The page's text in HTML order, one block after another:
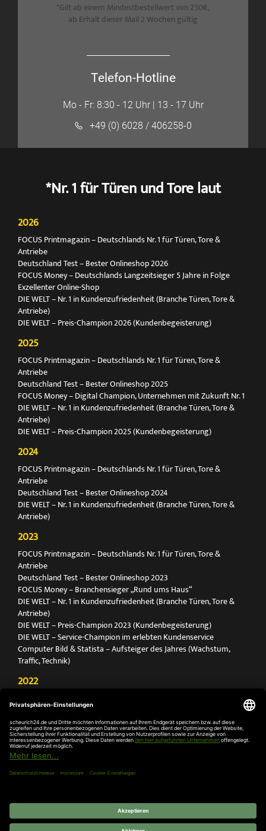
*Gilt ab einem Mindestbestellwert von 250€,
ab Erhalt dieser Mail 2 Wochen gültig
Telefon-Hotline
Mo - Fr: 8:30 - 12 Uhr | 13 - 17 Uhr
+49 (0) 6028 / 406258-0
*Nr. 1 für Türen und Tore laut
2026
FOCUS Printmagazin – Deutschlands Nr. 1 für Türen, Tore &
Antriebe
Deutschland Test – Bester Onlineshop 2026
FOCUS Money – Deutschlands Langzeitsieger 5 Jahre in Folge
Exzellenter Online-Shop
DIE WELT – Nr. 1 in Kundenzufriedenheit (Branche Türen, Tore &
Antriebe)
DIE WELT – Preis-Champion 2026 (Kundenbegeisterung)
2025
FOCUS Printmagazin – Deutschlands Nr. 1 für Türen, Tore &
Antriebe
Deutschland Test – Bester Onlineshop 2025
FOCUS Money – Digital Champion, Unternehmen mit Zukunft Nr. 1
DIE WELT – Nr. 1 in Kundenzufriedenheit (Branche Türen, Tore &
Antriebe)
DIE WELT – Preis-Champion 2025 (Kundenbegeisterung)
2024
FOCUS Printmagazin – Deutschlands Nr. 1 für Türen, Tore &
Antriebe
Deutschland Test – Bester Onlineshop 2024
DIE WELT – Nr. 1 in Kundenzufriedenheit (Branche Türen, Tore &
Antriebe)
2023
FOCUS Printmagazin – Deutschlands Nr. 1 für Türen, Tore &
Antriebe
Deutschland Test – Bester Onlineshop 2023
FOCUS Money – Branchensieger „Rund ums Haus“
DIE WELT – Nr. 1 in Kundenzufriedenheit (Branche Türen, Tore &
Antriebe)
DIE WELT – Preis-Champion 2023 (Kundenbegeisterung)
DIE WELT – Service-Champion im erlebten Kundenservice
Computer Bild & Statista – Aufsteiger des Jahres (Wachstum,
Traffic, Technik)
2022
Antriebe
Deutschland Test – Bester Onlineshop 2022
FOCUS Money – Branchensieger „Rund ums Haus“
DIE WELT – Service-Champion im erlebten Kundenservice
DIE WELT – Branchengewinner Gold-Rang (Türen, Tore & Antriebe)